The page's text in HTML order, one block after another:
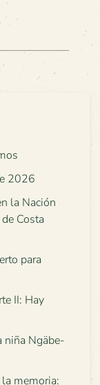
2026
la Nación
Costa
para
II: Hay
niña Ngäbe-
memoria: